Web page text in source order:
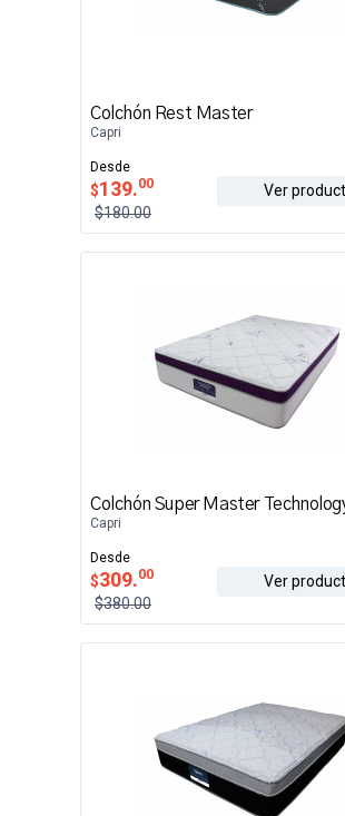
Colchón Rest Master
Capri
Desde
$139.00
$180.00
Ver
Colchón Super Master
Capri
Desde
$309.00
$380.00
Ver